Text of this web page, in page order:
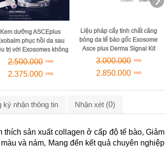
Kem dưỡng ASCEplus
phục hồi da sau
trị với Exosomes không
xâm lấn
2.500.000
2.375.000
Liệu pháp cấy tinh chất căng
bóng da tế bào gốc Exosome
Asce plus Derma Signal Kit
3.000.000
2.850.000
ký nhận thông tin Nhận xét (0)
sản xuất collagen ở cấp độ tế bào, Giảm
và nám, Mang đến kết quả chuyên nghiệp